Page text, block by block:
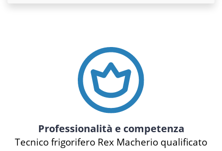
Professionalità e competenza
Tecnico frigorifero Rex Macherio qualificato